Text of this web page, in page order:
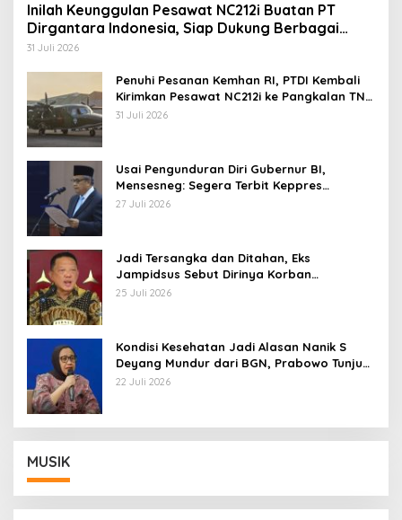
Inilah Keunggulan Pesawat NC212i Buatan PT
Dirgantara Indonesia, Siap Dukung Berbagai
Operasi TNI
31 Juli 2026
Penuhi Pesanan Kemhan RI, PTDI Kembali
Kirimkan Pesawat NC212i ke Pangkalan TNI
AU
31 Juli 2026
Usai Pengunduran Diri Gubernur BI,
Mensesneg: Segera Terbit Keppres
Pemberhentian dengan Hormat
27 Juli 2026
Jadi Tersangka dan Ditahan, Eks
Jampidsus Sebut Dirinya Korban
Kriminalisasi
25 Juli 2026
Kondisi Kesehatan Jadi Alasan Nanik S
Deyang Mundur dari BGN, Prabowo Tunjuk
Wamentan Sudaryono
22 Juli 2026
MUSIK